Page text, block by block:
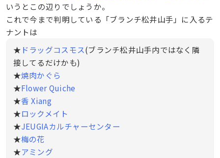
いうとこの辺りでしょうか。
これで今まで判明している「ブランチ松井山手」に入るテ
ナントは
★ ドラッグコスモス(ブランチ松井山手内ではなく隣
接してるだけかも)
★焼肉かぐら
★Flower Quiche
★香 Xiang
★ロックメイト
★JEUGIAカルチャーセンター
★梅の花
★アミング